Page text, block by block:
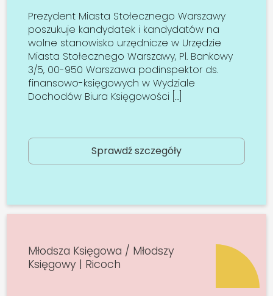
Prezydent Miasta Stołecznego Warszawy
poszukuje kandydatek i kandydatów na
wolne stanowisko urzędnicze w Urzędzie
Miasta Stołecznego Warszawy, Pl. Bankowy
3/5, 00-950 Warszawa podinspektor ds.
finansowo-księgowych w Wydziale
Dochodów Biura Księgowości […]
Sprawdź szczegóły
Młodsza Księgowa / Młodszy
Księgowy | Ricoch